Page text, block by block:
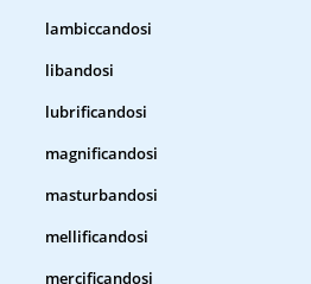
lambiccandosi
libandosi
lubrificandosi
magnificandosi
masturbandosi
mellificandosi
mercificandosi